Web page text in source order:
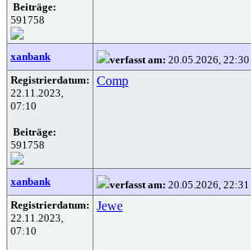
Beiträge:
591758
xanbank verfasst am: 20.05.2026, 22:30
Registrierdatum:
22.11.2023,
07:10
Beiträge:
591758
Comp
xanbank verfasst am: 20.05.2026, 22:31
Registrierdatum:
22.11.2023,
07:10
Jewe